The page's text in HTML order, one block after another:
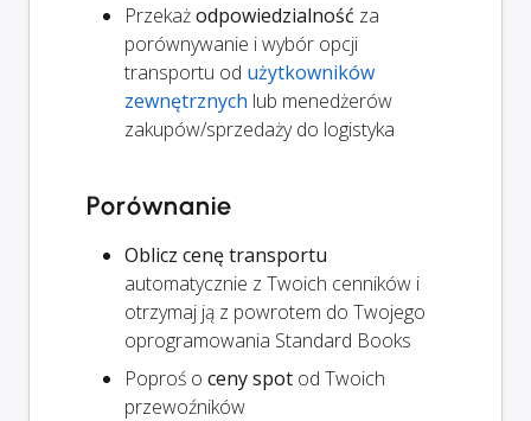
Przekażodpowiedzialność za
porównywanie i wybór opcji
transportu od użytkowników
zewnętrznych lub menedżerów
zakupów/sprzedaży do logistyka
Porównanie
Oblicz cenę transportu
automatycznie z Twoich cenników i
otrzymaj ją z powrotem do Twojego
oprogramowania Standard Books
Poproś o ceny spot od Twoich
przewoźników